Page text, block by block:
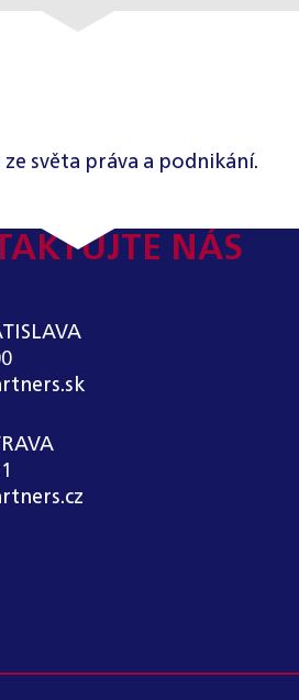
světa práva a podnikání.
NÁS